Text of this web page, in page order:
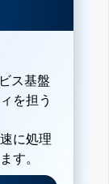
ス基盤
を担う
に処理
す。